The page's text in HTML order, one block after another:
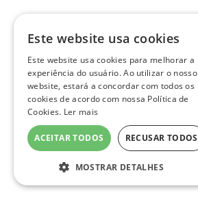
Este website usa cookies
Este website usa cookies para melhorar a
experiência do usuário. Ao utilizar o nosso
website, estará a concordar com todos os
cookies de acordo com nossa Política de
Cookies. Ler mais
ACEITAR TODOS RECUSAR TODOS
MOSTRAR DETALHES